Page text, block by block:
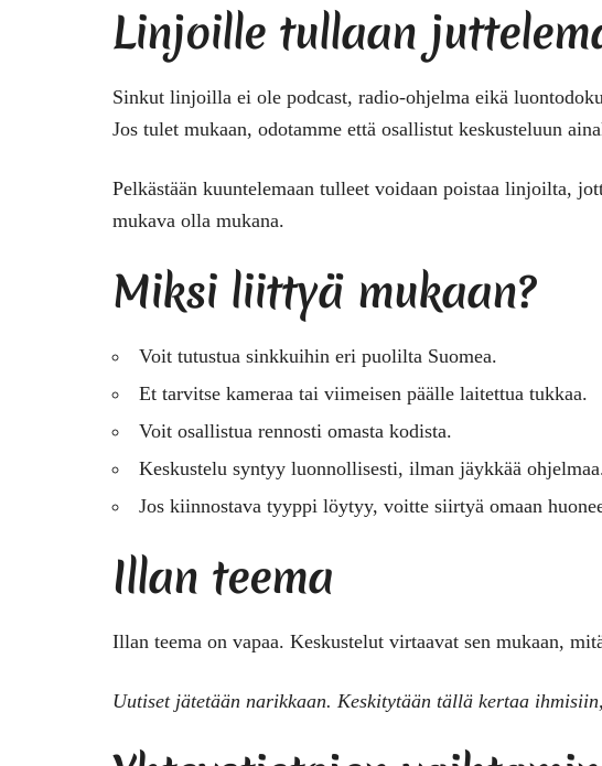
Linjoille tullaan
Sinkut linjoilla ei ole podcast, radio-ohjelma eikä
Jos tulet mukaan, odotamme että osallistut keskusteluun
Pelkästään kuuntelemaan tulleet voidaan poistaa linjoilta,
mukava olla mukana.
Miksi liittyä mukaan?
Voit tutustua sinkkuihin eri puolilta Suomea.
Et tarvitse kameraa tai viimeisen päälle laitettua tukkaa.
Voit osallistua rennosti omasta kodista.
Keskustelu syntyy luonnollisesti, ilman jäykkää
Jos kiinnostava tyyppi löytyy, voitte siirtyä omaan
Illan teema
Illan teema on vapaa. Keskustelut virtaavat sen mukaan,
Uutiset jätetään narikkaan. Keskitytään tällä kertaa